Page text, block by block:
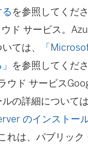
を参照してくださ
ド サービス。
ては、
「
を参照してくださ
ウド サービス
の詳細について
のインストー
れは、パブリッ